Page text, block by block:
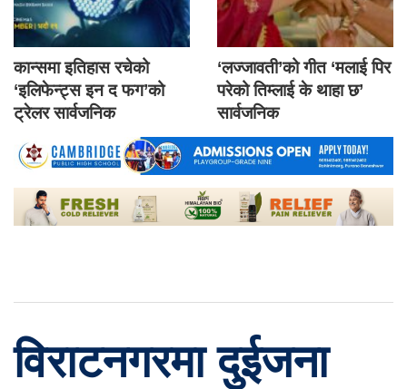
कान्समा इतिहास रचेको
‘इलिफेन्ट्स इन द फग’को
ट्रेलर सार्वजनिक
‘लज्जावती’को गीत ‘मलाई पिर
परेको तिम्लाई के थाहा छ’
सार्वजनिक
विराटनगरमा दुईजना